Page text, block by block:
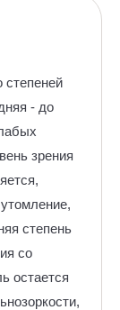
степеней
- до
зрения
степень
со
остается